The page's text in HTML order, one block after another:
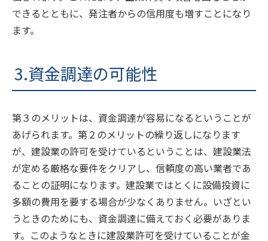
できるとともに、発注者からの信用度も増すことになり
ます。
3.資金調達の可能性
第３のメリットは、資金調達が容易になるということが
あげられます。第２のメリットの繰り返しになります
が、建設業の許可を受けているということは、建設業法
が定める厳格な要件をクリアし、信頼度の高い業者であ
ることの証明になります。建設業ではとくに設備投資に
多額の費用を要する場合が少なくありません。いざとい
うときのためにも、資金調達に備えておく必要がありま
す。このようなときに建設業許可を受けていることが金